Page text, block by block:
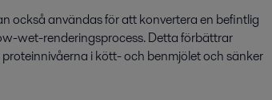
också användas för att konvertera en befintlig
wet-renderingsprocess. Detta förbättrar
i kött- och benmjölet och sänker